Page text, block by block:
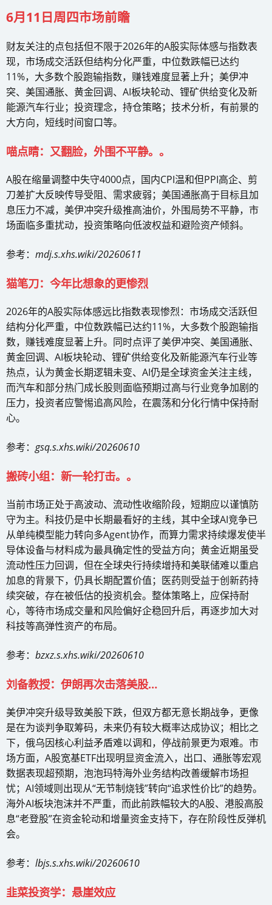
6月11日周四市场前瞻
财友关注的点包括但不限于2026年的A股实际体感与指数表
现，市场成交活跃但结构分化严重，中位数跌幅已达约
11%，大多数个股跑输指数，赚钱难度显著上升；美伊冲
突、美国通胀、黄金回调、AI板块轮动、锂矿供给变化及新
能源汽车行业；投资理念，持仓策略；技术分析，有前景的
大方向，短线时间窗口等。
喵点睛：又翻脸，外围不平静。。
A股在缩量调整中失守4000点，国内CPI温和但PPI高企、剪
刀差扩大反映传导受阻、需求疲弱；美国通胀高于目标且加
息压力不减，美伊冲突升级推高油价，外围局势不平静，市
场面临多重扰动，投资策略向低波权益和避险资产倾斜。
参考： mdj.s.xhs.wiki/20260611
猫笔刀：今年比想象的更惨烈
2026年的A股实际体感远比指数表现惨烈：市场成交活跃但
结构分化严重，中位数跌幅已达约11%，大多数个股跑输指
数，赚钱难度显著上升。同时点评了美伊冲突、美国通胀、
黄金回调、AI板块轮动、锂矿供给变化及新能源汽车行业等
热点，认为黄金长期逻辑未变、AI仍是全球资金关注主线，
而汽车和部分热门成长股则面临预期过高与行业竞争加剧的
压力，投资者应警惕追高风险，在震荡和分化行情中保持耐
心。
参考： gsq.s.xhs.wiki/20260610
搬砖小组：新一轮打击。。
当前市场正处于高波动、流动性收缩阶段，短期应以谨慎防
守为主。科技仍是中长期最看好的主线，其中全球AI竞争已
从单纯模型能力转向多Agent协作，而算力需求持续爆发使半
导体设备与材料成为最具确定性的受益方向；黄金近期虽受
流动性压力回调，但在全球央行持续增持和美联储难以重启
加息的背景下，仍具长期配置价值；医药则受益于创新药持
续突破，存在被低估的投资机会。整体策略上，应保持耐
心，等待市场成交量和风险偏好企稳回升后，再逐步加大对
科技等高弹性资产的布局。
参考： bzxz.s.xhs.wiki/20260610
刘备教授：伊朗再次击落美股…
美伊冲突升级导致美股下跌，但双方都无意长期战争，更像
是在为谈判争取筹码，未来仍有较大概率达成协议；相比之
下，俄乌因核心利益矛盾难以调和，停战前景更为艰难。市
场方面，A股宽基ETF出现明显资金流入，出口、通胀等宏观
数据表现超预期，泡泡玛特海外业务结构改善缓解市场担
忧；AI领域则出现从“无节制烧钱”转向“追求性价比”的趋势。
海外AI板块泡沫并不严重，而此前跌幅较大的A股、港股高股
息“老登股”在资金轮动和增量资金支持下，存在阶段性反弹机
会。
参考： lbjs.s.xhs.wiki/20260610
韭菜投资学：悬崖效应